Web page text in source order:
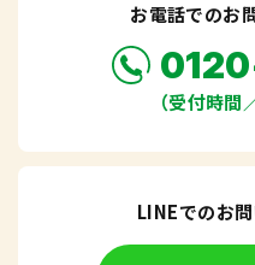
お電話でのお
（受付時間
LINEでのお